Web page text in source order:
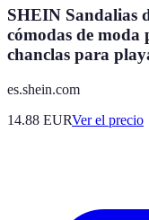
SHEIN Sandalias
cómodas de
chanclas para
es.shein.com
14.88 EURVer el precio